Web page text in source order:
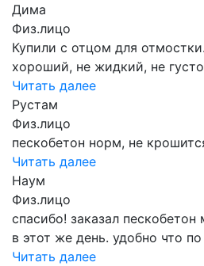
Дима
Физ.лицо
Купили с отцом для
хороший, не жидкий, не
Читать далее
Рустам
Физ.лицо
пескобетон норм, не
Читать далее
Наум
Физ.лицо
спасибо! заказал
в этот же день. удобно что
Читать далее